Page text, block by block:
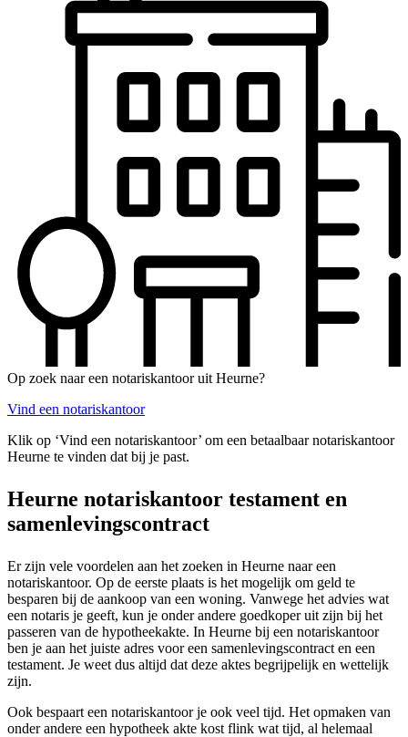
Op zoek naar een notariskantoor uit Heurne?
Vind een notariskantoor
Klik op ‘Vind een notariskantoor’ om een betaalbaar notariskantoor
Heurne te vinden dat bij je past.
Heurne notariskantoor testament en
samenlevingscontract
Er zijn vele voordelen aan het zoeken in Heurne naar een
notariskantoor. Op de eerste plaats is het mogelijk om geld te
besparen bij de aankoop van een woning. Vanwege het advies wat
een notaris je geeft, kun je onder andere goedkoper uit zijn bij het
passeren van de hypotheekakte. In Heurne bij een notariskantoor
ben je aan het juiste adres voor een samenlevingscontract en een
testament. Je weet dus altijd dat deze aktes begrijpelijk en wettelijk
zijn.
Ook bespaart een notariskantoor je ook veel tijd. Het opmaken van
onder andere een hypotheek akte kost flink wat tijd, al helemaal